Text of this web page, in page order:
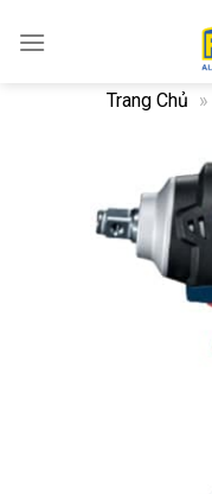
Trang Chủ »